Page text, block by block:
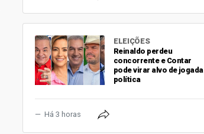
ELEIÇÕES
Reinaldo perdeu
concorrente e Contar
pode virar alvo de jogada
política
Há 3 horas